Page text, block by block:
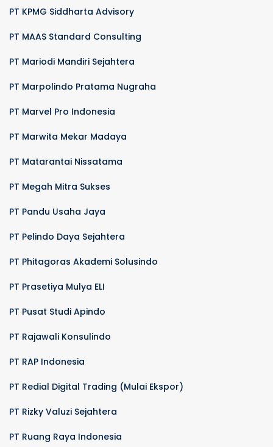
PT KPMG Siddharta Advisory
PT MAAS Standard Consulting
PT Mariodi Mandiri Sejahtera
PT Marpolindo Pratama Nugraha
PT Marvel Pro Indonesia
PT Marwita Mekar Madaya
PT Matarantai Nissatama
PT Megah Mitra Sukses
PT Pandu Usaha Jaya
PT Pelindo Daya Sejahtera
PT Phitagoras Akademi Solusindo
PT Prasetiya Mulya ELI
PT Pusat Studi Apindo
PT Rajawali Konsulindo
PT RAP Indonesia
PT Redial Digital Trading (Mulai Ekspor)
PT Rizky Valuzi Sejahtera
PT Ruang Raya Indonesia